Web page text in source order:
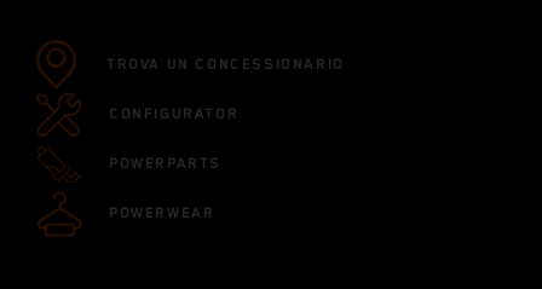
TROVA UN CONCESSIONARIO
CONFIGURATOR
POWERPARTS
POWERWEAR